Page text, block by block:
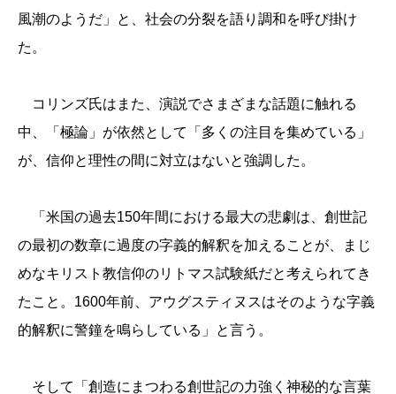
風潮のようだ」と、社会の分裂を語り調和を呼び掛け
た。
コリンズ氏はまた、演説でさまざまな話題に触れる
中、「極論」が依然として「多くの注目を集めている」
が、信仰と理性の間に対立はないと強調した。
「米国の過去150年間における最大の悲劇は、創世記
の最初の数章に過度の字義的解釈を加えることが、まじ
めなキリスト教信仰のリトマス試験紙だと考えられてき
たこと。1600年前、アウグスティヌスはそのような字義
的解釈に警鐘を鳴らしている」と言う。
そして「創造にまつわる創世記の力強く神秘的な言葉